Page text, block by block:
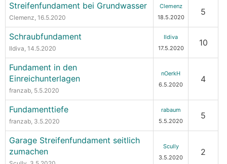
Streifenfundament bei Grundwasser
Clemenz, 16.5.2020
Clemenz
18.5.2020
5
Schraubfundament
Ildiva, 14.5.2020
Ildiva
17.5.2020
10
Fundament in den
Einreichunterlagen
franzab, 5.5.2020
nOerkH
6.5.2020
4
Fundamenttiefe
franzab, 3.5.2020
rabaum
5.5.2020
5
Garage Streifenfundament seitlich
zumachen
Scully
3.5.2020
2